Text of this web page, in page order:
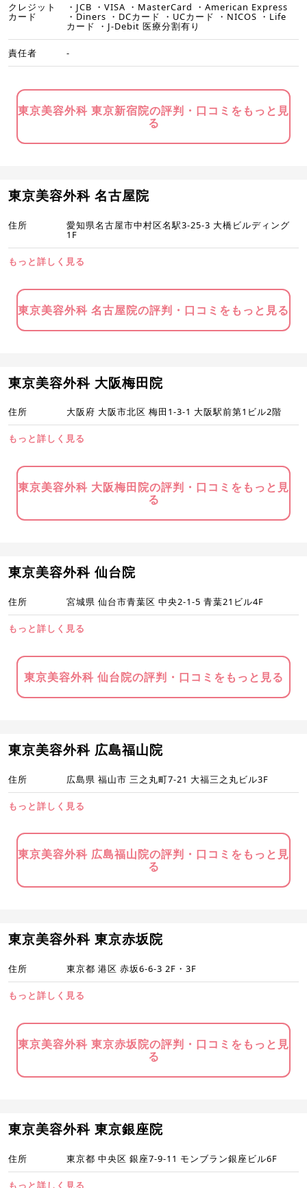
クレジット
カード
・JCB ・VISA ・MasterCard ・American Express
・Diners ・DCカード ・UCカード ・NICOS ・Life
カード ・J-Debit 医療分割有り
責任者 -
東京美容外科 東京新宿院の評判・口コミをもっと見
る
東京美容外科 名古屋院
住所 愛知県名古屋市中村区名駅3-25-3 大橋ビルディング
1F
もっと詳しく見る
東京美容外科 名古屋院の評判・口コミをもっと見る
東京美容外科 大阪梅田院
住所 大阪府 大阪市北区 梅田1-3-1 大阪駅前第1ビル2階
もっと詳しく見る
東京美容外科 大阪梅田院の評判・口コミをもっと見
る
東京美容外科 仙台院
住所 宮城県 仙台市青葉区 中央2-1-5 青葉21ビル4F
もっと詳しく見る
東京美容外科 仙台院の評判・口コミをもっと見る
東京美容外科 広島福山院
住所 広島県 福山市 三之丸町7-21 大福三之丸ビル3F
もっと詳しく見る
東京美容外科 広島福山院の評判・口コミをもっと見
る
東京美容外科 東京赤坂院
住所 東京都 港区 赤坂6-6-3 2F・3F
もっと詳しく見る
東京美容外科 東京赤坂院の評判・口コミをもっと見
る
東京美容外科 東京銀座院
住所 東京都 中央区 銀座7-9-11 モンブラン銀座ビル6F
もっと詳しく見る